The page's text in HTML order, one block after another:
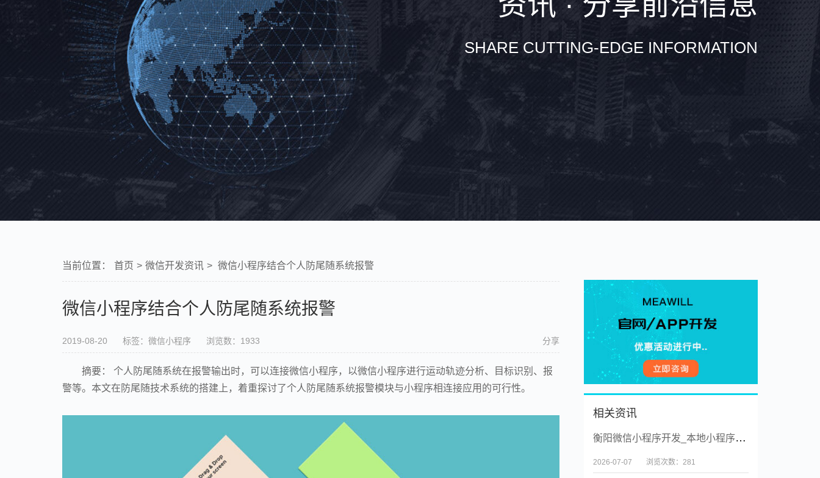
SHARE CUTTING-EDGE INFORMATION
当前位置： 首页 > 微信开发资讯 > 微信小程序结合个人防尾随系统报警
微信小程序结合个人防尾随系统报警
2019-08-20 标签：微信小程序 浏览数：1933 分享
摘要： 个人防尾随系统在报警输出时，可以连接微信小程序，以微信小程序进行运动轨迹分析、目标识别、报
警等。本文在防尾随技术系统的搭建上，着重探讨了个人防尾随系统报警模块与小程序相连接应用的可行性。
相关资讯
衡阳微信小程序开发_本地小程序实体公司【源码交付】
2026-07-07 浏览次数：281